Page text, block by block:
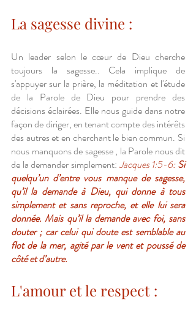
La sagesse divine :
Un leader selon le cœur de Dieu cherche
toujours la sagesse.. Cela implique de
s'appuyer sur la prière, la méditation et l'étude
de la Parole de Dieu pour prendre des
décisions éclairées. Elle nous guide dans notre
façon de diriger, en tenant compte des intérêts
des autres et en cherchant le bien commun. Si
nous manquons de sagesse , la Parole nous dit
de la demander simplement: Jacques 1:5-6: Si
quelqu’un d’entre vous manque de sagesse,
qu’il la demande à Dieu, qui donne à tous
simplement et sans reproche, et elle lui sera
donnée. Mais qu’il la demande avec foi, sans
douter ; car celui qui doute est semblable au
flot de la mer, agité par le vent et poussé de
côté et d’autre.
L'amour et le respect :